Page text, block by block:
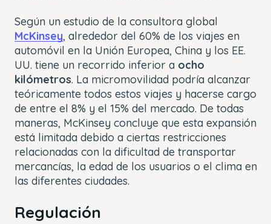
Según un estudio de la consultora global
McKinsey, alrededor del 60% de los viajes en
automóvil en la Unión Europea, China y los EE.
UU. tiene un recorrido inferior a ocho
kilómetros. La micromovilidad podría alcanzar
teóricamente todos estos viajes y hacerse cargo
de entre el 8% y el 15% del mercado. De todas
maneras, McKinsey concluye que esta expansión
está limitada debido a ciertas restricciones
relacionadas con la dificultad de transportar
mercancías, la edad de los usuarios o el clima en
las diferentes ciudades.
Regulación